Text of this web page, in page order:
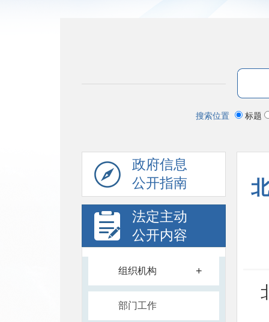
搜索位置 标题
政府信息
公开指南
法定主动
公开内容
组织机构 +
部门工作